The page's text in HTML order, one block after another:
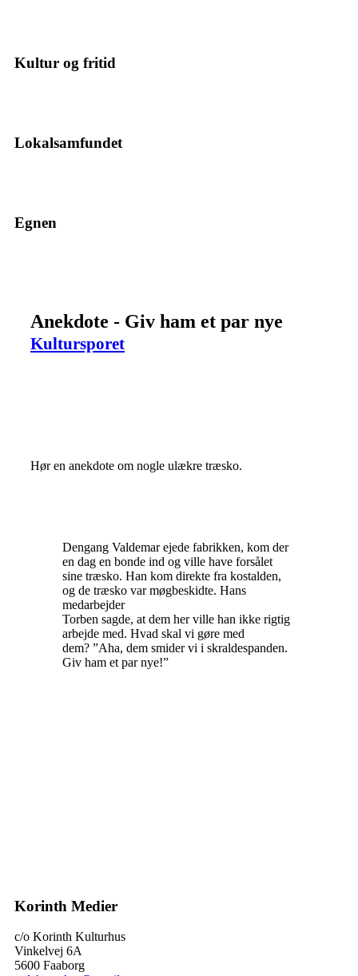
Kultur og fritid
Lokalsamfundet
Egnen
Anekdote - Giv ham et par nye
Kultursporet
Hør en anekdote om nogle ulækre træsko.
Dengang Valdemar ejede fabrikken, kom der
en dag en bonde ind og ville have forsålet
sine træsko. Han kom direkte fra kostalden,
og de træsko var møgbeskidte. Hans
medarbejder
Torben sagde, at dem her ville han ikke rigtig
arbejde med. Hvad skal vi gøre med
dem? ”Aha, dem smider vi i skraldespanden.
Giv ham et par nye!”
Korinth Medier
c/o Korinth Kulturhus
Vinkelvej 6A
5600 Faaborg